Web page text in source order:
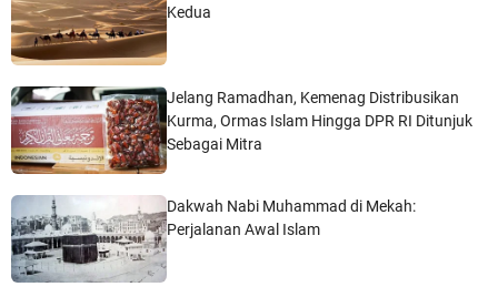
Kedua
Jelang Ramadhan, Kemenag Distribusikan
Kurma, Ormas Islam Hingga DPR RI Ditunjuk
Sebagai Mitra
Dakwah Nabi Muhammad di Mekah:
Perjalanan Awal Islam